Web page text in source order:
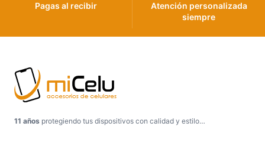
Pagas al recibir
Atención personalizada
siempre
11 años protegiendo tus dispositivos con calidad y estilo…